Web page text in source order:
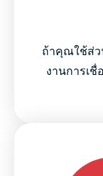
ถ้าคุณใช้ส่ว
งานการเ